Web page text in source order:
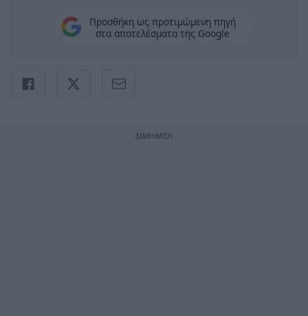
Προσθήκη ως προτιμώμενη πηγή
στα αποτελέσματα της Google